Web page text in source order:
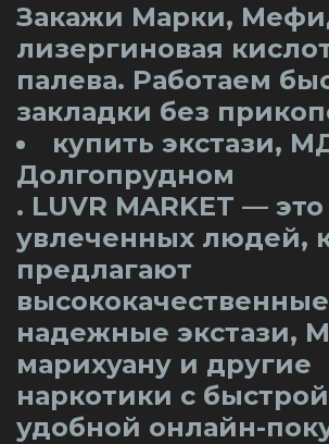
Закажи Марки,
лизергиновая
палева. Работаем
закладки без
купить экстази,
Долгопрудном
. LUVR MARKET —
увлеченных людей,
предлагают
надежные экстази,
марихуану и другие
наркотики с
удобной онлайн-